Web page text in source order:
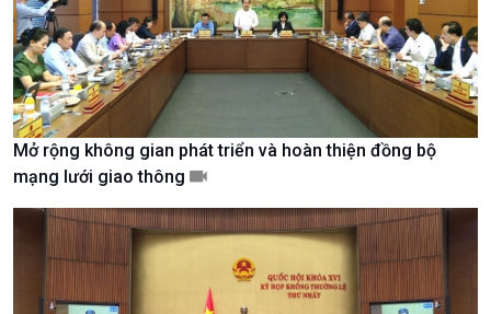
Thời sự 12h
Thời sự 18h
Thời sự 21h30
Bản tin
Chuyên mục
Theo dòng Thời sự
Mở rộng không gian phát triển và hoàn thiện đồng bộ
mạng lưới giao thông